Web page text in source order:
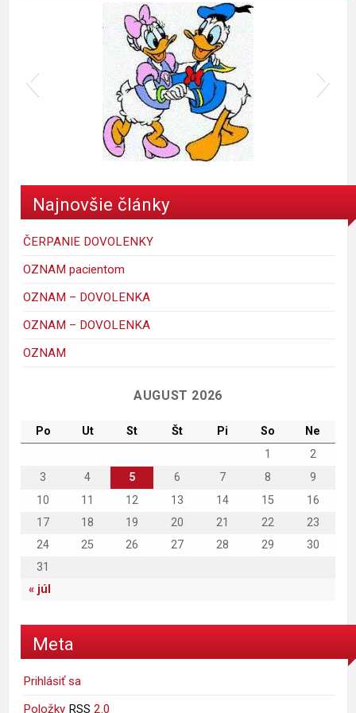
Maggie Simpson
mickey_mouse_walt_disney-1
porky-hrackyshop
Najnovšie články
ČERPANIE DOVOLENKY
OZNAM pacientom
OZNAM – DOVOLENKA
OZNAM – DOVOLENKA
OZNAM
AUGUST 2026
Po Ut St Št Pi So Ne
« júl
1
2
3
4 5 6 7 8
9
10
11 12 13 14 15
16
17
18 19 20 21 22
23
24
25 26 27 28 29
30
31
Meta
Prihlásiť sa
Položky RSS 2.0